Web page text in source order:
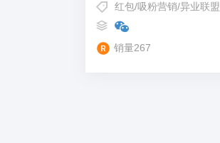
红包/吸粉营销/异业联盟
销量267